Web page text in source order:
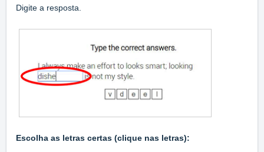
Digite a resposta.
Escolha as letras certas (clique nas letras):